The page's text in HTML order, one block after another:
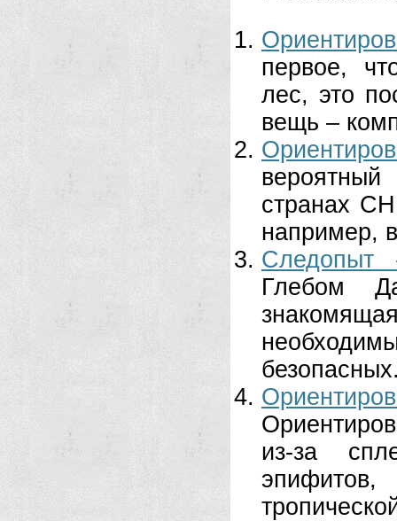
первое,
лес, это
вещь –
странах
например,
Следопыт
Глебом
из-за
эпифитов,